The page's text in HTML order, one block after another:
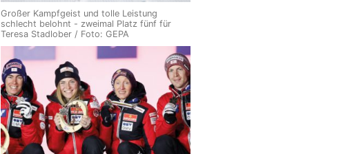
Großer Kampfgeist und tolle Leistung
schlecht belohnt - zweimal Platz fünf für
Teresa Stadlober / Foto: GEPA